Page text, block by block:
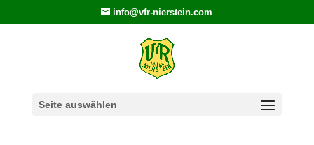
info@vfr-nierstein.com
Seite auswählen